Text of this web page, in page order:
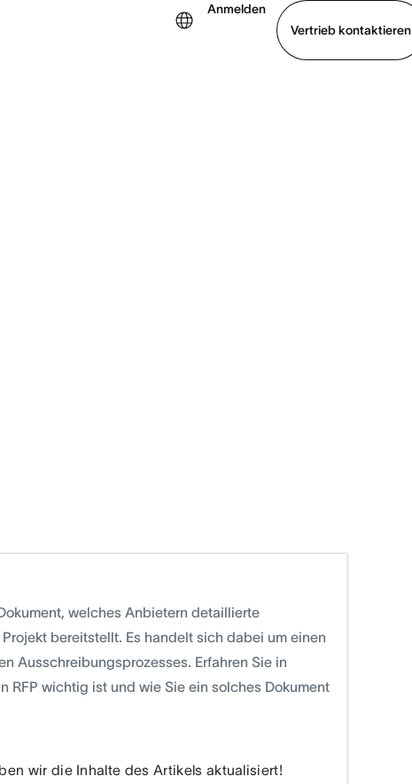
Anmelden
Vertrieb kontaktieren
welches Anbietern detaillierte
bereitstellt. Es handelt sich dabei um einen
Ausschreibungsprozesses. Erfahren Sie in
RFP wichtig ist und wie Sie ein solches Dokument
wir die Inhalte des Artikels aktualisiert!